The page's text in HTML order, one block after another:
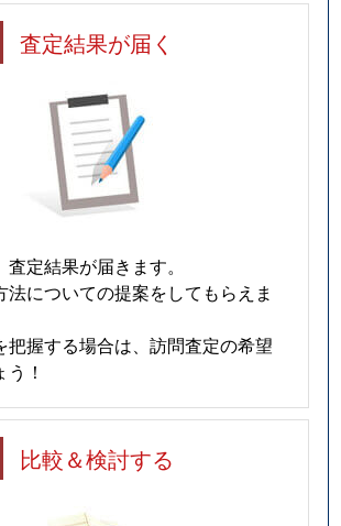
査定結果が届く
定結果が届きます。
法についての提案をしてもらえま
把握する場合は、訪問査定の希望
！
比較＆検討する